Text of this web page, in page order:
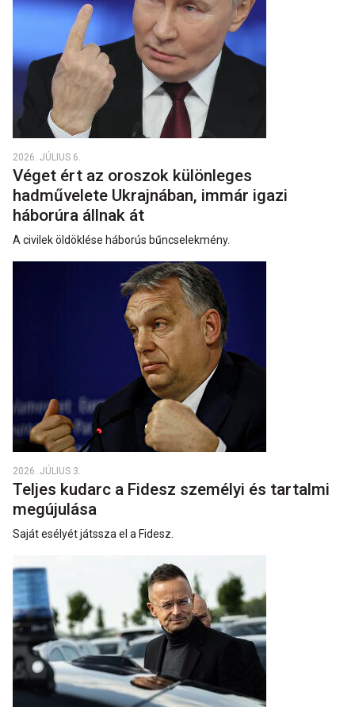
2026. JÚLIUS 6.
Véget ért az oroszok különleges
hadművelete Ukrajnában, immár igazi
háborúra állnak át
A civilek öldöklése háborús bűncselekmény.
2026. JÚLIUS 3.
Teljes kudarc a Fidesz személyi és tartalmi
megújulása
Saját esélyét játssza el a Fidesz.